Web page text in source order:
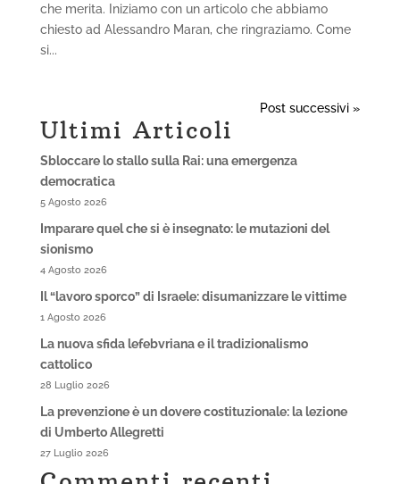
che merita. Iniziamo con un articolo che abbiamo
chiesto ad Alessandro Maran, che ringraziamo. Come
si...
Post successivi »
Ultimi Articoli
Sbloccare lo stallo sulla Rai: una emergenza
democratica
5 Agosto 2026
Imparare quel che si è insegnato: le mutazioni del
sionismo
4 Agosto 2026
Il “lavoro sporco” di Israele: disumanizzare le vittime
1 Agosto 2026
La nuova sfida lefebvriana e il tradizionalismo
cattolico
28 Luglio 2026
La prevenzione è un dovere costituzionale: la lezione
di Umberto Allegretti
27 Luglio 2026